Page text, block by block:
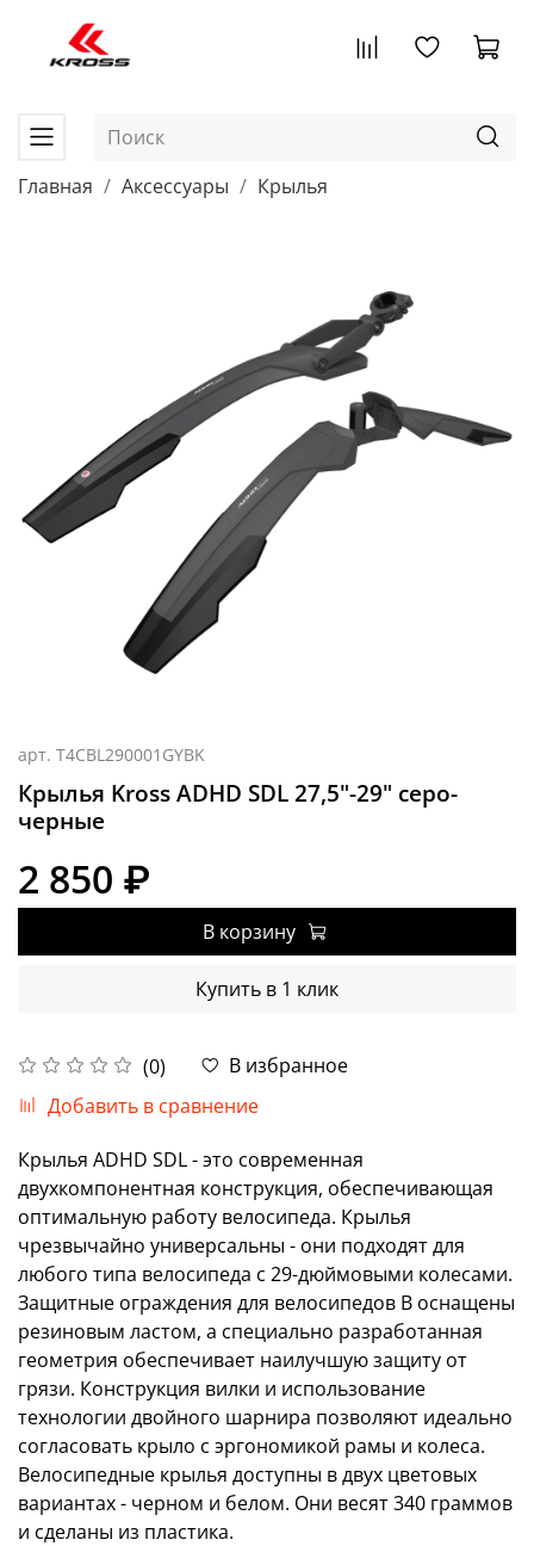
Главная Аксессуары Крылья
арт. T4CBL290001GYBK
Крылья Kross ADHD SDL 27,5"-29" серо-
черные
(0)
В избранное
Добавить в сравнение
2 850 ₽
В корзину
Купить в 1 клик
Крылья ADHD SDL - это современная
двухкомпонентная конструкция, обеспечивающая
оптимальную работу велосипеда. Крылья
чрезвычайно универсальны - они подходят для
любого типа велосипеда с 29-дюймовыми колесами.
Защитные ограждения для велосипедов B оснащены
резиновым ластом, а специально разработанная
геометрия обеспечивает наилучшую защиту от
грязи. Конструкция вилки и использование
технологии двойного шарнира позволяют идеально
согласовать крыло с эргономикой рамы и колеса.
Велосипедные крылья доступны в двух цветовых
вариантах - черном и белом. Они весят 340 граммов
и сделаны из пластика.